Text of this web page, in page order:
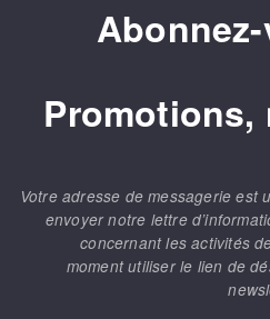
Promotions,
Votre adresse de messagerie est
envoyer notre lettre
concernant les activités
moment utiliser le lien de